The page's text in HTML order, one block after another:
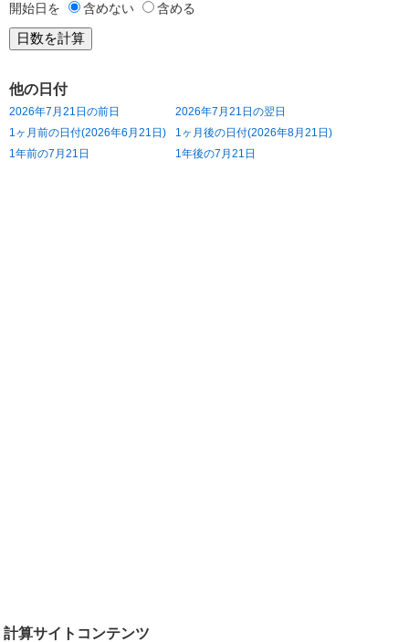
開始日を 含めない 含める
他の日付
2026年7月21日の前日
2026年7月21日の翌日
1ヶ月前の日付(2026年6月21日)
1ヶ月後の日付(2026年8月21日)
1年前の7月21日
1年後の7月21日
計算サイトコンテンツ